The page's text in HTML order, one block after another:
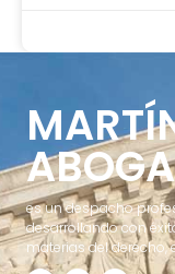
es un despacho
desarrollando con
materias del derecho,